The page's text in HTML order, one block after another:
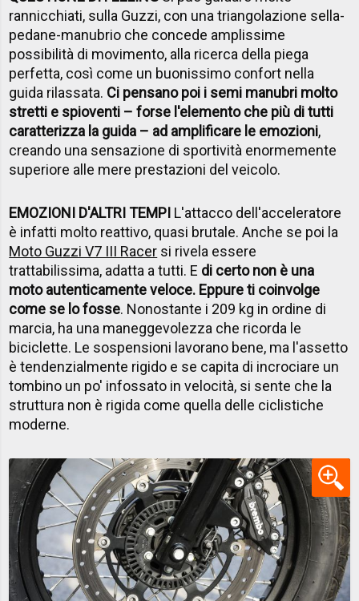
rannicchiati, sulla Guzzi, con una triangolazione sella-
pedane-manubrio che concede amplissime
possibilità di movimento, alla ricerca della piega
perfetta, così come un buonissimo confort nella
guida rilassata. Ci pensano poi i semi manubri molto
stretti e spioventi – forse l'elemento che più di tutti
caratterizza la guida – ad amplificare le emozioni,
creando una sensazione di sportività enormemente
superiore alle mere prestazioni del veicolo.
EMOZIONI D'ALTRI TEMPI L'attacco dell'acceleratore
è infatti molto reattivo, quasi brutale. Anche se poi la
Moto Guzzi V7 III Racer si rivela essere
trattabilissima, adatta a tutti. E di certo non è una
moto autenticamente veloce. Eppure ti coinvolge
come se lo fosse. Nonostante i 209 kg in ordine di
marcia, ha una maneggevolezza che ricorda le
biciclette. Le sospensioni lavorano bene, ma l'assetto
è tendenzialmente rigido e se capita di incrociare un
tombino un po' infossato in velocità, si sente che la
struttura non è rigida come quella delle ciclistiche
moderne.